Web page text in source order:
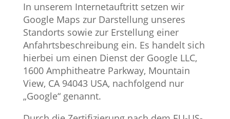
In unserem Internetauftritt setzen wir
Google Maps zur Darstellung unseres
Standorts sowie zur Erstellung einer
Anfahrtsbeschreibung ein. Es handelt sich
hierbei um einen Dienst der Google LLC,
1600 Amphitheatre Parkway, Mountain
View, CA 94043 USA, nachfolgend nur
„Google“ genannt.